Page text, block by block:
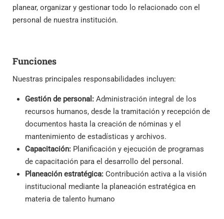
planear, organizar y gestionar todo lo relacionado con el
personal de nuestra institución.
Funciones
Nuestras principales responsabilidades incluyen:
Gestión de personal: Administración integral de los
recursos humanos, desde la tramitación y recepción de
documentos hasta la creación de nóminas y el
mantenimiento de estadísticas y archivos.
Capacitación: Planificación y ejecución de programas
de capacitación para el desarrollo del personal.
Planeación estratégica: Contribución activa a la visión
institucional mediante la planeación estratégica en
materia de talento humano